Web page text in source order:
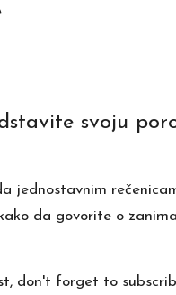
svoju
jednostavnim
da govorite o
don't forget to